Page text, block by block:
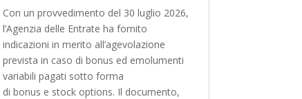
Con un provvedimento del 30 luglio 2026,
l’Agenzia delle Entrate ha fornito
indicazioni in merito all’agevolazione
prevista in caso di bonus ed emolumenti
variabili pagati sotto forma
di bonus e stock options. Il documento,